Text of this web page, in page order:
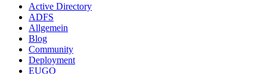
Active Directory
ADFS
Allgemein
Blog
Community
Deployment
EUGO